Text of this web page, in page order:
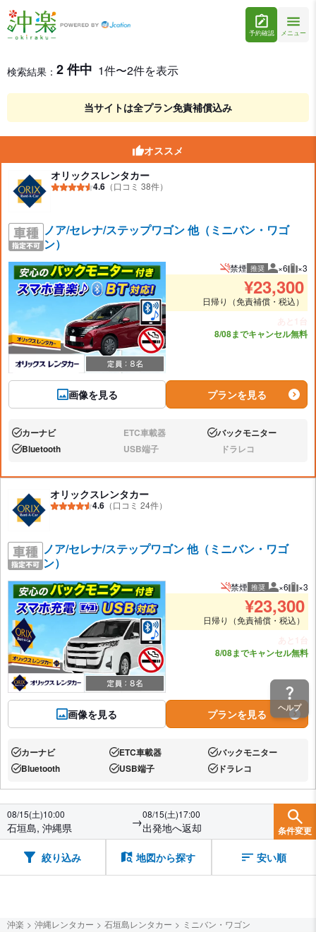
予約確認 メニュー
石垣島のミニバン・ワゴン（6/7/8名乗り）レンタカーを格安
レンタカー検索結果
検索結果： 2 件中 1件〜2件を表示
当サイトは全プラン免責補償込み
オススメ
オリックスレンタカー
4.6 （口コミ 38件）
ノア/セレナ/ステップワゴン 他（ミニバン・ワゴ
ン）
画像を見る
禁煙 推奨 推奨人数
×6 推奨
×3
¥23,300
日帰り（免責補償・税込）
8/08までキャンセル無料
プランを見る
あり:カーナビ なし:ETC車載器 あり:バックモニター
あり:Bluetooth なし:USB端子 なし:ドラレコ
オリックスレンタカー
4.6 （口コミ 24件）
ノア/セレナ/ステップワゴン 他（ミニバン・ワゴ
ン）
画像を見る
禁煙 推奨 推奨人数
×6 推
×3
¥23,300
日帰り（免責補償・税込）
8/08までキャンセル無料
プランを見る
あり:カーナビ あり:ETC車載器 あり:バックモニター
あり:Bluetooth あり:USB端子 あり:ドラレコ
08/15(土)10:00
石垣島, 沖縄県 →08/15(土)17:00
出発地へ返却 条件変更
絞り込み 地図から探す 安い順
ヘルプ
沖楽 沖縄レンタカー 石垣島レンタカー ミニバン・ワゴン